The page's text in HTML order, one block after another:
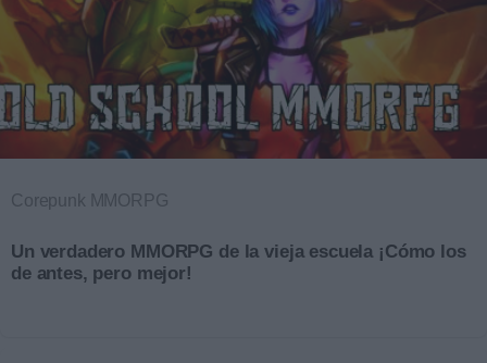
Corepunk MMORPG
Un verdadero MMORPG de la vieja escuela ¡Cómo los
de antes, pero mejor!